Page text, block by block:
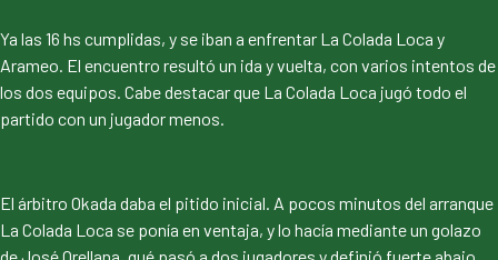
Ya las 16 hs cumplidas, y se iban a enfrentar La Colada Loca y
Arameo. El encuentro resultó un ida y vuelta, con varios intentos de
los dos equipos. Cabe destacar que La Colada Loca jugó todo el
partido con un jugador menos.
El árbitro Okada daba el pitido inicial. A pocos minutos del arranque
La Colada Loca se ponía en ventaja, y lo hacía mediante un golazo